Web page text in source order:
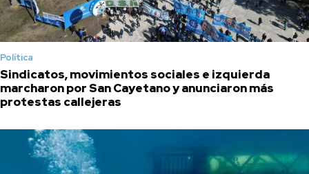
Política
Sindicatos, movimientos sociales e izquierda
marcharon por San Cayetano y anunciaron más
protestas callejeras